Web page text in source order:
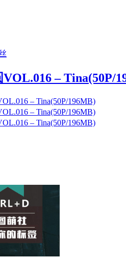
VOL.016 – Tina(50P/